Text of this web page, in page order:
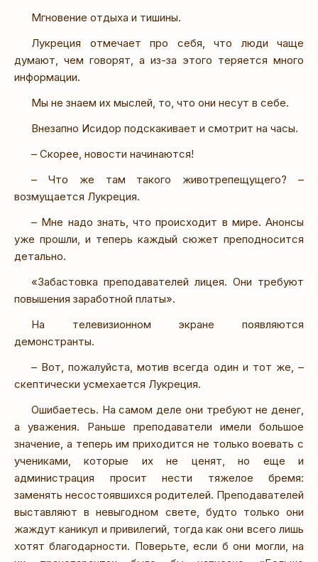
Мгновение отдыха и тишины.
Лукреция отмечает про себя, что люди чаще
думают, чем говорят, а из-за этого теряется много
информации.
Мы не знаем их мыслей, то, что они несут в себе.
Внезапно Исидор подскакивает и смотрит на часы.
– Скорее, новости начинаются!
– Что же там такого животрепещущего? –
возмущается Лукреция.
– Мне надо знать, что происходит в мире. Анонсы
уже прошли, и теперь каждый сюжет преподносится
детально.
«Забастовка преподавателей лицея. Они требуют
повышения заработной платы».
На телевизионном экране появляются
демонстранты.
– Вот, пожалуйста, мотив всегда один и тот же, –
скептически усмехается Лукреция.
Ошибаетесь. На самом деле они требуют не денег,
а уважения. Раньше преподаватели имели большое
значение, а теперь им приходится не только воевать с
учениками, которые их не ценят, но еще и
администрация просит нести тяжелое бремя:
заменять несостоявшихся родителей. Преподавателей
выставляют в невыгодном свете, будто только они
жаждут каникул и привилегий, тогда как они всего лишь
хотят благодарности. Поверьте, если б они могли, на